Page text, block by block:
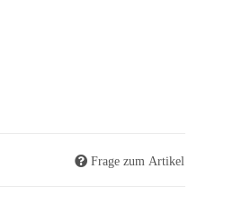
Frage zum Artikel